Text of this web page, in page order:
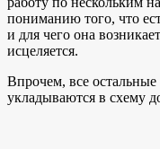
пониманию того, что
и для чего она
исцеляется.
Впрочем, все остальные
укладываются в схему